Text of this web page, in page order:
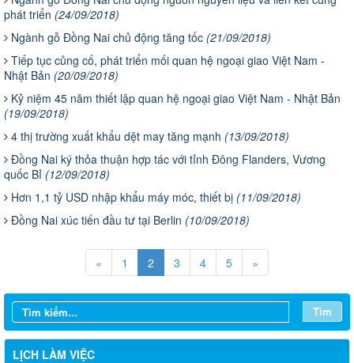
phát triển (24/09/2018)
Ngành gỗ Đồng Nai chủ động tăng tốc (21/09/2018)
​Tiếp tục củng cố, phát triển mối quan hệ ngoại giao Việt Nam -
Nhật Bản (20/09/2018)
Kỷ niệm 45 năm thiết lập quan hệ ngoại giao Việt Nam - Nhật Bản
(19/09/2018)
​4 thị trường xuất khẩu dệt may tăng mạnh (13/09/2018)
Đồng Nai ký thỏa thuận hợp tác với tỉnh Đông Flanders, Vương
quốc Bỉ (12/09/2018)
Hơn 1,1 tỷ USD nhập khẩu máy móc, thiết bị (11/09/2018)
Đồng Nai xúc tiến đầu tư tại Berlin (10/09/2018)
« 1 2 3 4 5 »
Tìm
LỊCH LÀM VIỆC